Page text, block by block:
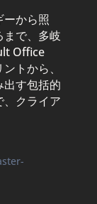
から照
まで、多岐
Office
トから、
す包括的
、クライア